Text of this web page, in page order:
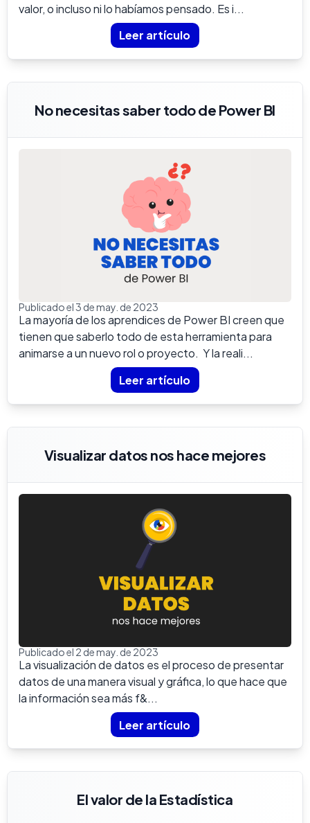
valor, o incluso ni lo habíamos pensado. Es i...
Leer artículo
No necesitas saber todo de Power BI
Publicado el 3 de may. de 2023
La mayoría de los aprendices de Power BI creen que
tienen que saberlo todo de esta herramienta para
animarse a un nuevo rol o proyecto. Y la reali...
Leer artículo
Visualizar datos nos hace mejores
Publicado el 2 de may. de 2023
La visualización de datos es el proceso de presentar
datos de una manera visual y gráfica, lo que hace que
la información sea más f&...
Leer artículo
El valor de la Estadística